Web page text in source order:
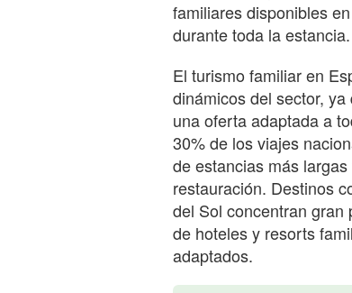
familiares disponibles
durante toda la estancia.
El turismo familiar en
dinámicos del sector,
una oferta adaptada a
30% de los viajes
de estancias más
restauración. Destinos
del Sol concentran
de hoteles y resorts
adaptados.